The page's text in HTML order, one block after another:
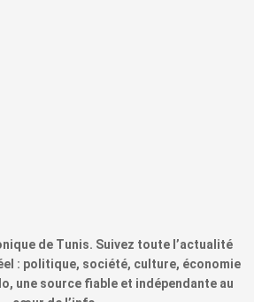
de Tunis. Suivez toute l’actualité
: politique, société, culture, économie
une source fiable et indépendante au